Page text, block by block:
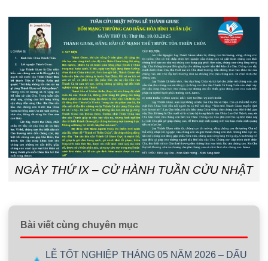
NGÀY THỨ IX – CỬ HÀNH TUẦN CỬU NHẬT
Bài viết cùng chuyên mục
LỄ TỐT NGHIỆP THÁNG 05 NĂM 2026 – DẤU